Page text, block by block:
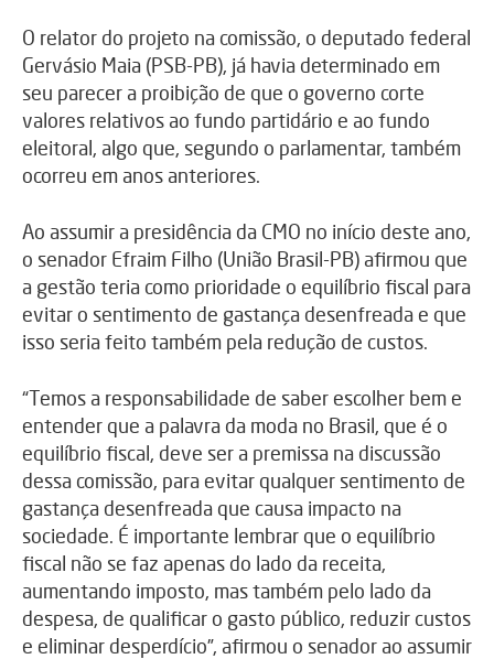
O relator do projeto na comissão, o deputado federal
Gervásio Maia (PSB-PB), já havia determinado em
seu parecer a proibição de que o governo corte
valores relativos ao fundo partidário e ao fundo
eleitoral, algo que, segundo o parlamentar, também
ocorreu em anos anteriores.
Ao assumir a presidência da CMO no início deste ano,
o senador Efraim Filho (União Brasil-PB) afirmou que
a gestão teria como prioridade o equilíbrio fiscal para
evitar o sentimento de gastança desenfreada e que
isso seria feito também pela redução de custos.
“Temos a responsabilidade de saber escolher bem e
entender que a palavra da moda no Brasil, que é o
equilíbrio fiscal, deve ser a premissa na discussão
dessa comissão, para evitar qualquer sentimento de
gastança desenfreada que causa impacto na
sociedade. É importante lembrar que o equilíbrio
fiscal não se faz apenas do lado da receita,
aumentando imposto, mas também pelo lado da
despesa, de qualificar o gasto público, reduzir custos
e eliminar desperdício”, afirmou o senador ao assumir